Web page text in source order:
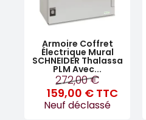
Armoire Coffret
Électrique Mural
SCHNEIDER Thalassa
PLM Avec...
272,00 €
159,00 € TTC
Neuf déclassé